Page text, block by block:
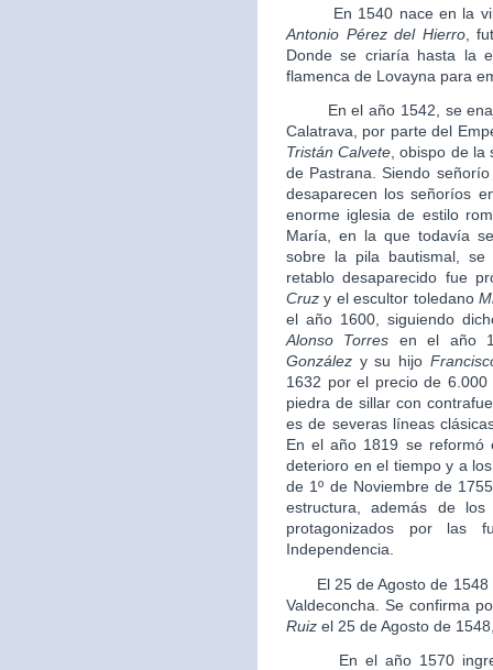
En 1540 nace en la villa
Antonio Pérez del Hierro,
Donde se criaría hasta la
flamenca de Lovayna para
En el año 1542, se
Calatrava, por parte del
Tristán Calvete, obispo de la
de Pastrana. Siendo
desaparecen los señoríos
enorme iglesia de estilo
María, en la que todavía
sobre la pila bautismal,
retablo desaparecido fue
Cruz y el escultor toledano
el año 1600, siguiendo
Alonso Torres en el año
González y su hijo
1632 por el precio de
piedra de sillar con
es de severas líneas
En el año 1819 se reformó
deterioro en el tiempo y a
de 1º de Noviembre de
estructura, además de
protagonizados por las
Independencia.
El 25 de Agosto de 1548
Valdeconcha. Se confirma
Ruiz el 25 de Agosto de
En el año 1570 ingresa